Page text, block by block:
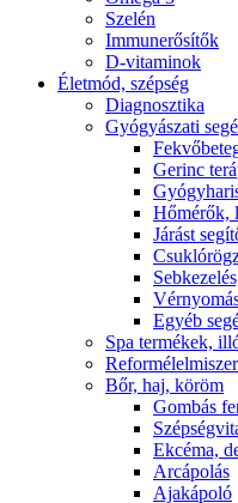
Szelén
Immunerősítők
D-vitaminok
Életmód, szépség
Diagnosztika
Gyógyászati
Gerinc
Hőmérők,
Járást
Egyéb
Spa termékek,
Bőr, haj, köröm
Gombás
Ekcéma,
Arcápolás
Ajakápoló